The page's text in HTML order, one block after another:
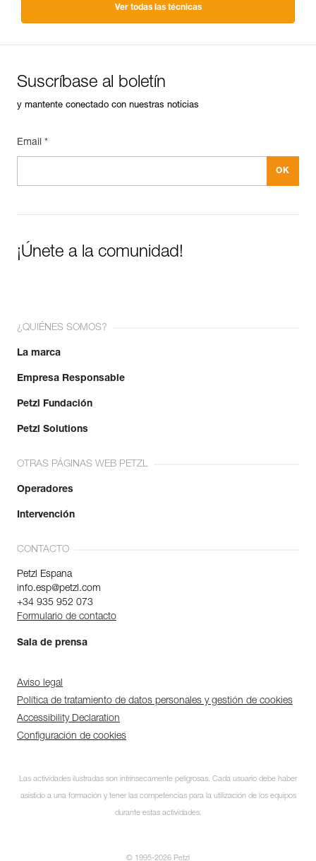
Ver todas las técnicas
Suscríbase al boletín
y mantente conectado con nuestras noticias
Email *
¡Únete a la comunidad!
¿QUIÉNES SOMOS?
La marca
Empresa Responsable
Petzl Fundación
Petzl Solutions
OTRAS PÁGINAS WEB PETZL
Operadores
Intervención
CONTACTO
Petzl Espana
info.esp@petzl.com
+34 935 952 073
Formulario de contacto
Sala de prensa
Aviso legal
Política de tratamiento de datos personales y gestión de cookies
Accessibility Declaration
Configuración de cookies
Las actividades ilustradas son intrínsecamente peligrosas. Cada usuario debe haber
asistido a una formación y tener las competencias para la utilización de los equipos
durante estas actividades.
© 1995-2026 Petzl